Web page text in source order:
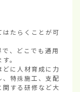
たらくことが可
、どこでも通用
。
に人材育成に力
特殊施工、支配
関する研修など大